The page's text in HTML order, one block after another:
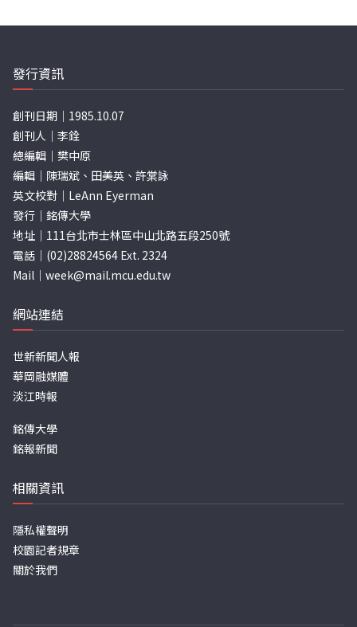
發行資訊
創刊日期｜1985.10.07
創刊人｜李銓
總編輯｜樊中原
編輯｜陳瑞斌、田美英、許棠詠
英文校對｜LeAnn Eyerman
發行｜銘傳大學
地址｜111台北市士林區中山北路五段250號
電話｜(02)28824564 Ext. 2324
Mail｜ week@mail.mcu.edu.tw
網站連結
世新新聞人報
華岡融媒體
淡江時報
銘傳大學
銘報新聞
相關資訊
隱私權聲明
校園記者規章
關於我們